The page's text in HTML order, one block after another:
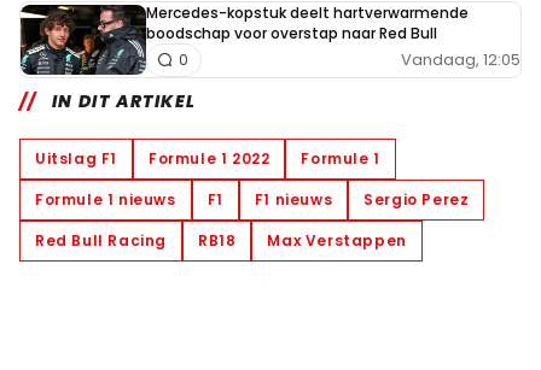
Mercedes-kopstuk deelt hartverwarmende
boodschap voor overstap naar Red Bull
Vandaag, 12:05
0
IN DIT ARTIKEL
Uitslag F1 Formule 1 2022
Formule 1
Formule 1 nieuws
F1 F1 nieuws
Sergio Perez
Red Bull Racing
RB18 Max Verstappen